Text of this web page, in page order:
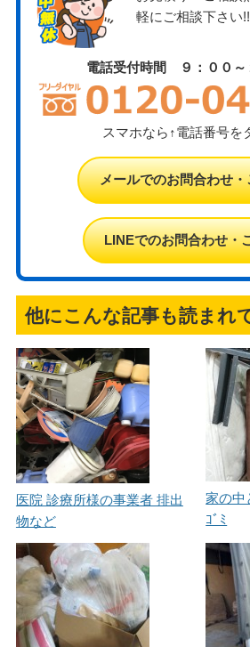
軽にご相談下さい!!
電話受付時間 ９：００～
スマホなら↑電話番号を
メールでのお問合わせ・
LINEでのお問合わせ・
他にこんな記事も読まれ
医院 診療所様の事業者 排出
物など
家の中
ｺﾞﾐ